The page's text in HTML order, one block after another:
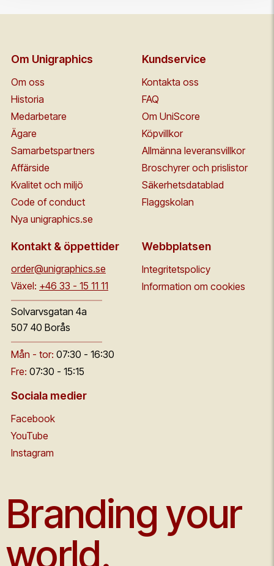
Om Unigraphics
Om oss
Historia
Medarbetare
Ägare
Samarbetspartners
Affärside
Kvalitet och miljö
Code of conduct
Nya unigraphics.se
Kundservice
Kontakta oss
FAQ
Om UniScore
Köpvillkor
Allmänna leveransvillkor
Broschyrer och prislistor
Säkerhetsdatablad
Flaggskolan
Kontakt & öppettider
order@unigraphics.se
Växel: +46 33 - 15 11 11
Solvarvsgatan 4a
507 40 Borås
Mån - tor: 07:30 - 16:30
Fre: 07:30 - 15:15
Webbplatsen
Integritetspolicy
Information om cookies
Sociala medier
Facebook
YouTube
Instagram
Branding your
world.